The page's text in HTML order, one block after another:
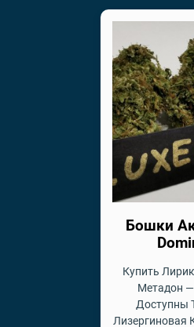
Бошки
Купить
Метадон
Доступны
Лизергиновая